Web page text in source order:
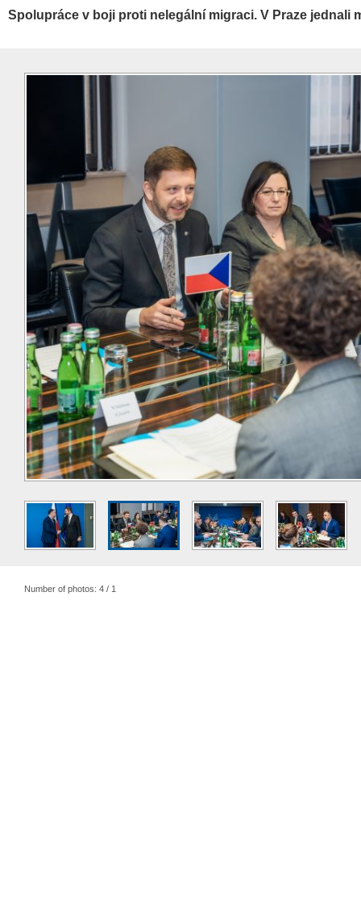
Spolupráce v boji proti nelegální migraci. V Praze jednali
Number of photos: 4 / 1